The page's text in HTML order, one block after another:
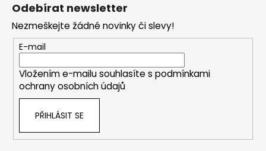
Odebírat newsletter
Nezmeškejte žádné novinky či slevy!
E-mail
Vložením e-mailu souhlasíte s podmínkami
ochrany osobních údajů
PŘIHLÁSIT SE